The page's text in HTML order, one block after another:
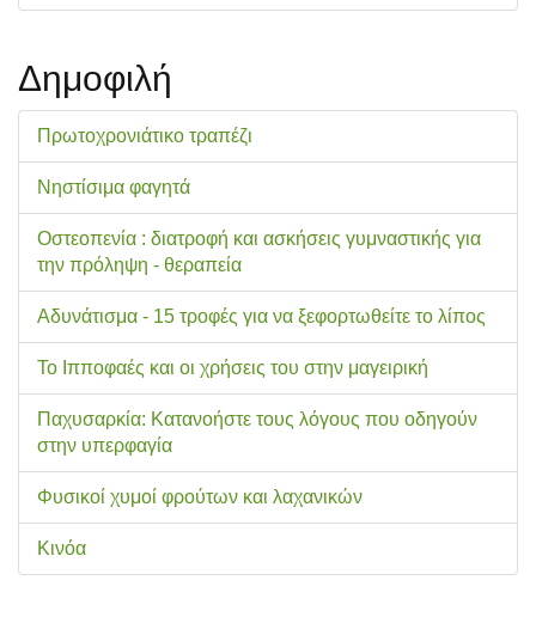
Δημοφιλή
Πρωτοχρονιάτικο τραπέζι
Νηστίσιμα φαγητά
Οστεοπενία : διατροφή και ασκήσεις γυμναστικής για
την πρόληψη - θεραπεία
Αδυνάτισμα - 15 τροφές για να ξεφορτωθείτε το λίπος
Το Ιπποφαές και οι χρήσεις του στην μαγειρική
Παχυσαρκία: Κατανοήστε τους λόγους που οδηγούν
στην υπερφαγία
Φυσικοί χυμοί φρούτων και λαχανικών
Κινόα